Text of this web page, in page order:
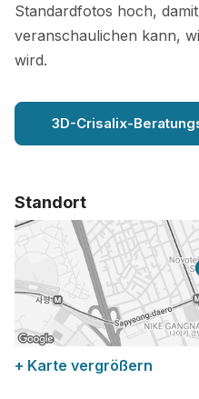
Standardfotos hoch,
veranschaulichen kann,
wird.
3D-Crisalix-
Standort
+ Karte vergrößern